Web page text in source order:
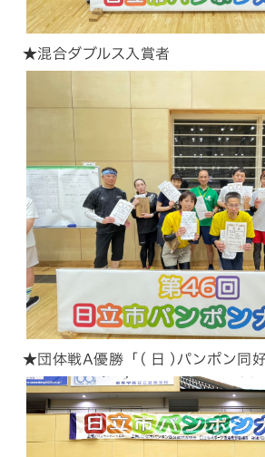
★混合ダブルス入賞者
★団体戦A優勝「( 日 )パンポン同好